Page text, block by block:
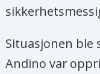
Situasjonen ble
Andino var